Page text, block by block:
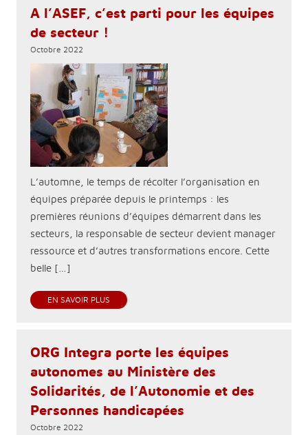
A l’ASEF, c’est parti pour les équipes
de secteur !
Octobre 2022
L’automne, le temps de récolter l’organisation en
équipes préparée depuis le printemps : les
premières réunions d’équipes démarrent dans les
secteurs, la responsable de secteur devient manager
ressource et d’autres transformations encore. Cette
belle […]
EN SAVOIR PLUS
ORG Integra porte les équipes
autonomes au Ministère des
Solidarités, de l’Autonomie et des
Personnes handicapées
Octobre 2022